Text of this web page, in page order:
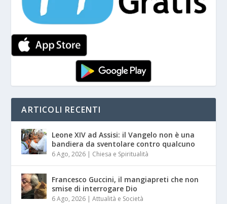
ARTICOLI RECENTI
Leone XIV ad Assisi: il Vangelo non è una
bandiera da sventolare contro qualcuno
6 Ago, 2026 | Chiesa e Spiritualità
Francesco Guccini, il mangiapreti che non
smise di interrogare Dio
6 Ago, 2026 |Attualità e Società